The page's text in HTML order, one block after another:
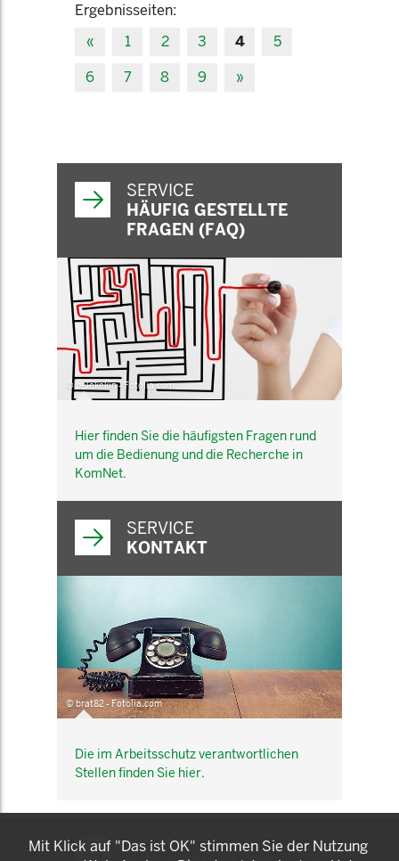
Ergebnisseiten:
«
1 2 3 4
5
6
7 8 9 »
SERVICE
HÄUFIG GESTELLTE
FRAGEN (FAQ)
© belekekin - Fotolia.com
Hier finden Sie die häufigsten Fragen rund
um die Bedienung und die Recherche in
KomNet.
SERVICE
KONTAKT
© brat82 - Fotolia.com
Die im Arbeitsschutz verantwortlichen
Stellen finden Sie hier.
KOMNET
Mit Klick auf "Das ist OK" stimmen Sie der Nutzung